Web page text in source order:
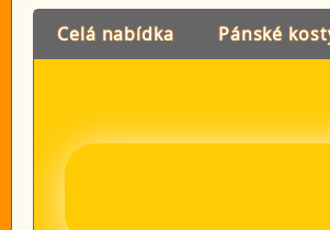
Celá nabídka Pánské